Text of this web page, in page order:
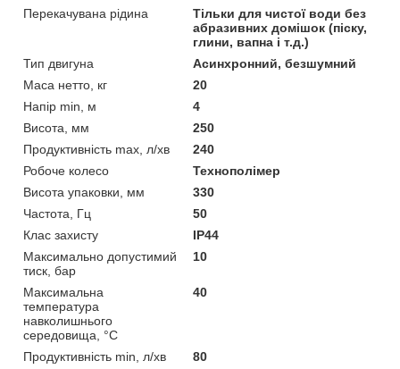
Перекачувана рідина
Тільки для чистої води без
абразивних домішок (піску,
глини, вапна і т.д.)
Тип двигуна
Асинхронний, безшумний
Маса нетто, кг
20
Напір min, м
4
Висота, мм
250
Продуктивність max, л/хв
240
Робоче колесо
Технополімер
Висота упаковки, мм
330
Частота, Гц
50
Клас захисту
IP44
Максимально допустимий
тиск, бар
10
Максимальна
температура
навколишнього
середовища, °C
40
Продуктивність min, л/хв
80